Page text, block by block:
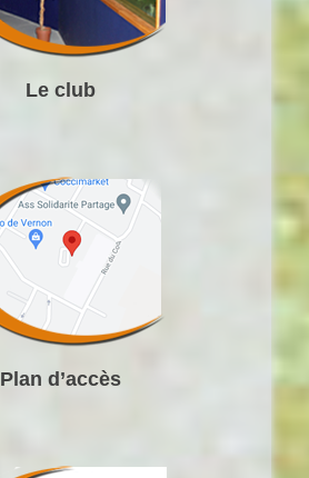
Le club
Plan d’accès